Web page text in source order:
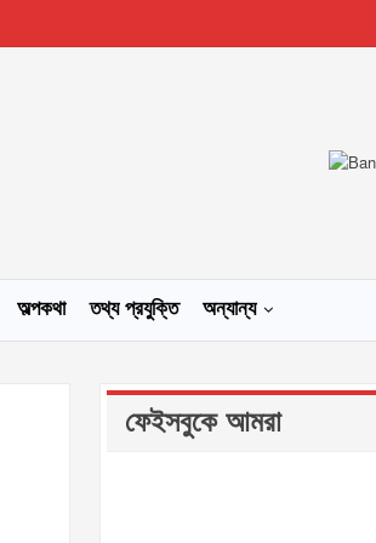
অল্পকথা তথ্য প্রযুক্তি অন্যান্য
ফেইসবুকে আমরা